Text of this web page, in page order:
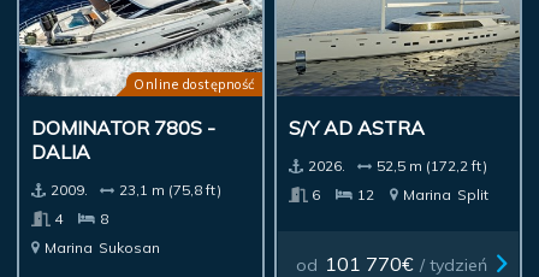
Online dostępność
DOMINATOR 780S -
DALIA
2009.
23,1 m (75,8 ft)
4
8
Marina Sukosan
S/Y AD ASTRA
2026.
52,5 m (172,2 ft)
6
12 Marina Split
od 101 770€ / tydzień